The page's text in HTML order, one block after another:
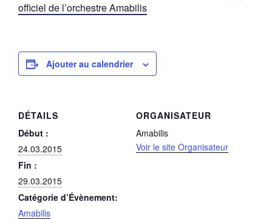
officiel de l’orchestre Amabilis
Ajouter au calendrier
DÉTAILS
Début :
24.03.2015
Fin :
29.03.2015
Catégorie d’Évènement:
Amabilis
ORGANISATEUR
Amabilis
Voir le site Organisateur